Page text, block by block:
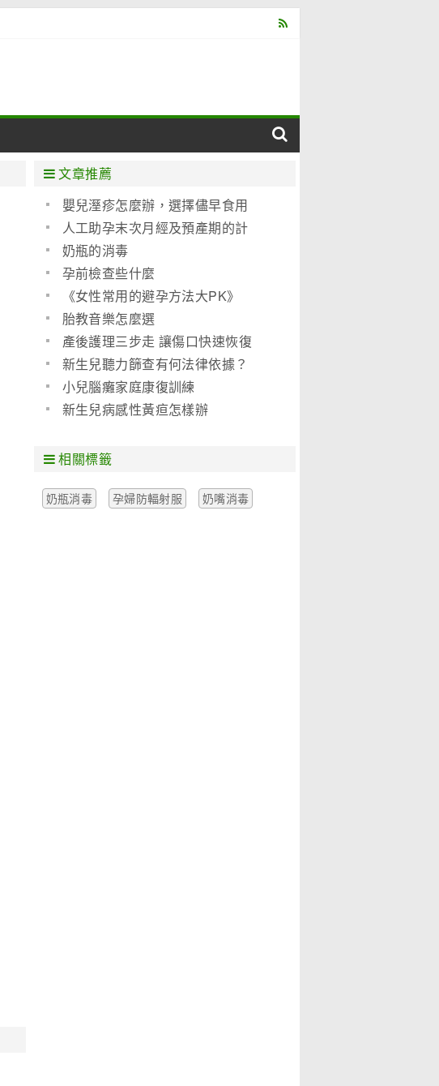
肝病
泌尿科
心血管
文章推薦
嬰兒溼疹怎麼辦，選擇儘早食用
聖 元優博
人工助孕末次月經及預產期的計
算方法
奶瓶的消毒
孕前檢查些什麼
《女性常用的避孕方法大PK》
(圖)胎教音樂怎麼選
產後護理三步走 讓傷口快速恢復
新生兒聽力篩查有何法律依據？
小兒腦癱家庭康復訓練
新生兒病感性黃疸怎樣辦
相關標籤
奶瓶消毒 孕婦防輻射服 奶嘴消毒